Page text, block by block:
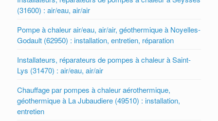
(31600) : air/eau, air/air
Pompe à chaleur air/eau, air/air, géothermique à Noyelles-
Godault (62950) : installation, entretien, réparation
Installateurs, réparateurs de pompes à chaleur à Saint-
Lys (31470) : air/eau, air/air
Chauffage par pompes à chaleur aérothermique,
géothermique à La Jubaudiere (49510) : installation,
entretien